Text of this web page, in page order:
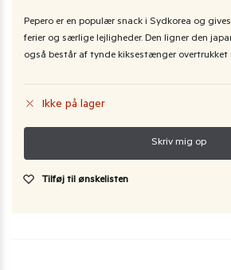
Pepero er en populær snack i Sydkorea og
ferier og særlige lejligheder. Den ligner den
også består af tynde kiksestænger overtrukket
Ikke på lager
Tilføj til ønskelisten